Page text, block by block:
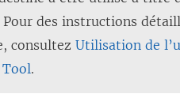
des instructions
consultezUtilisation de
.